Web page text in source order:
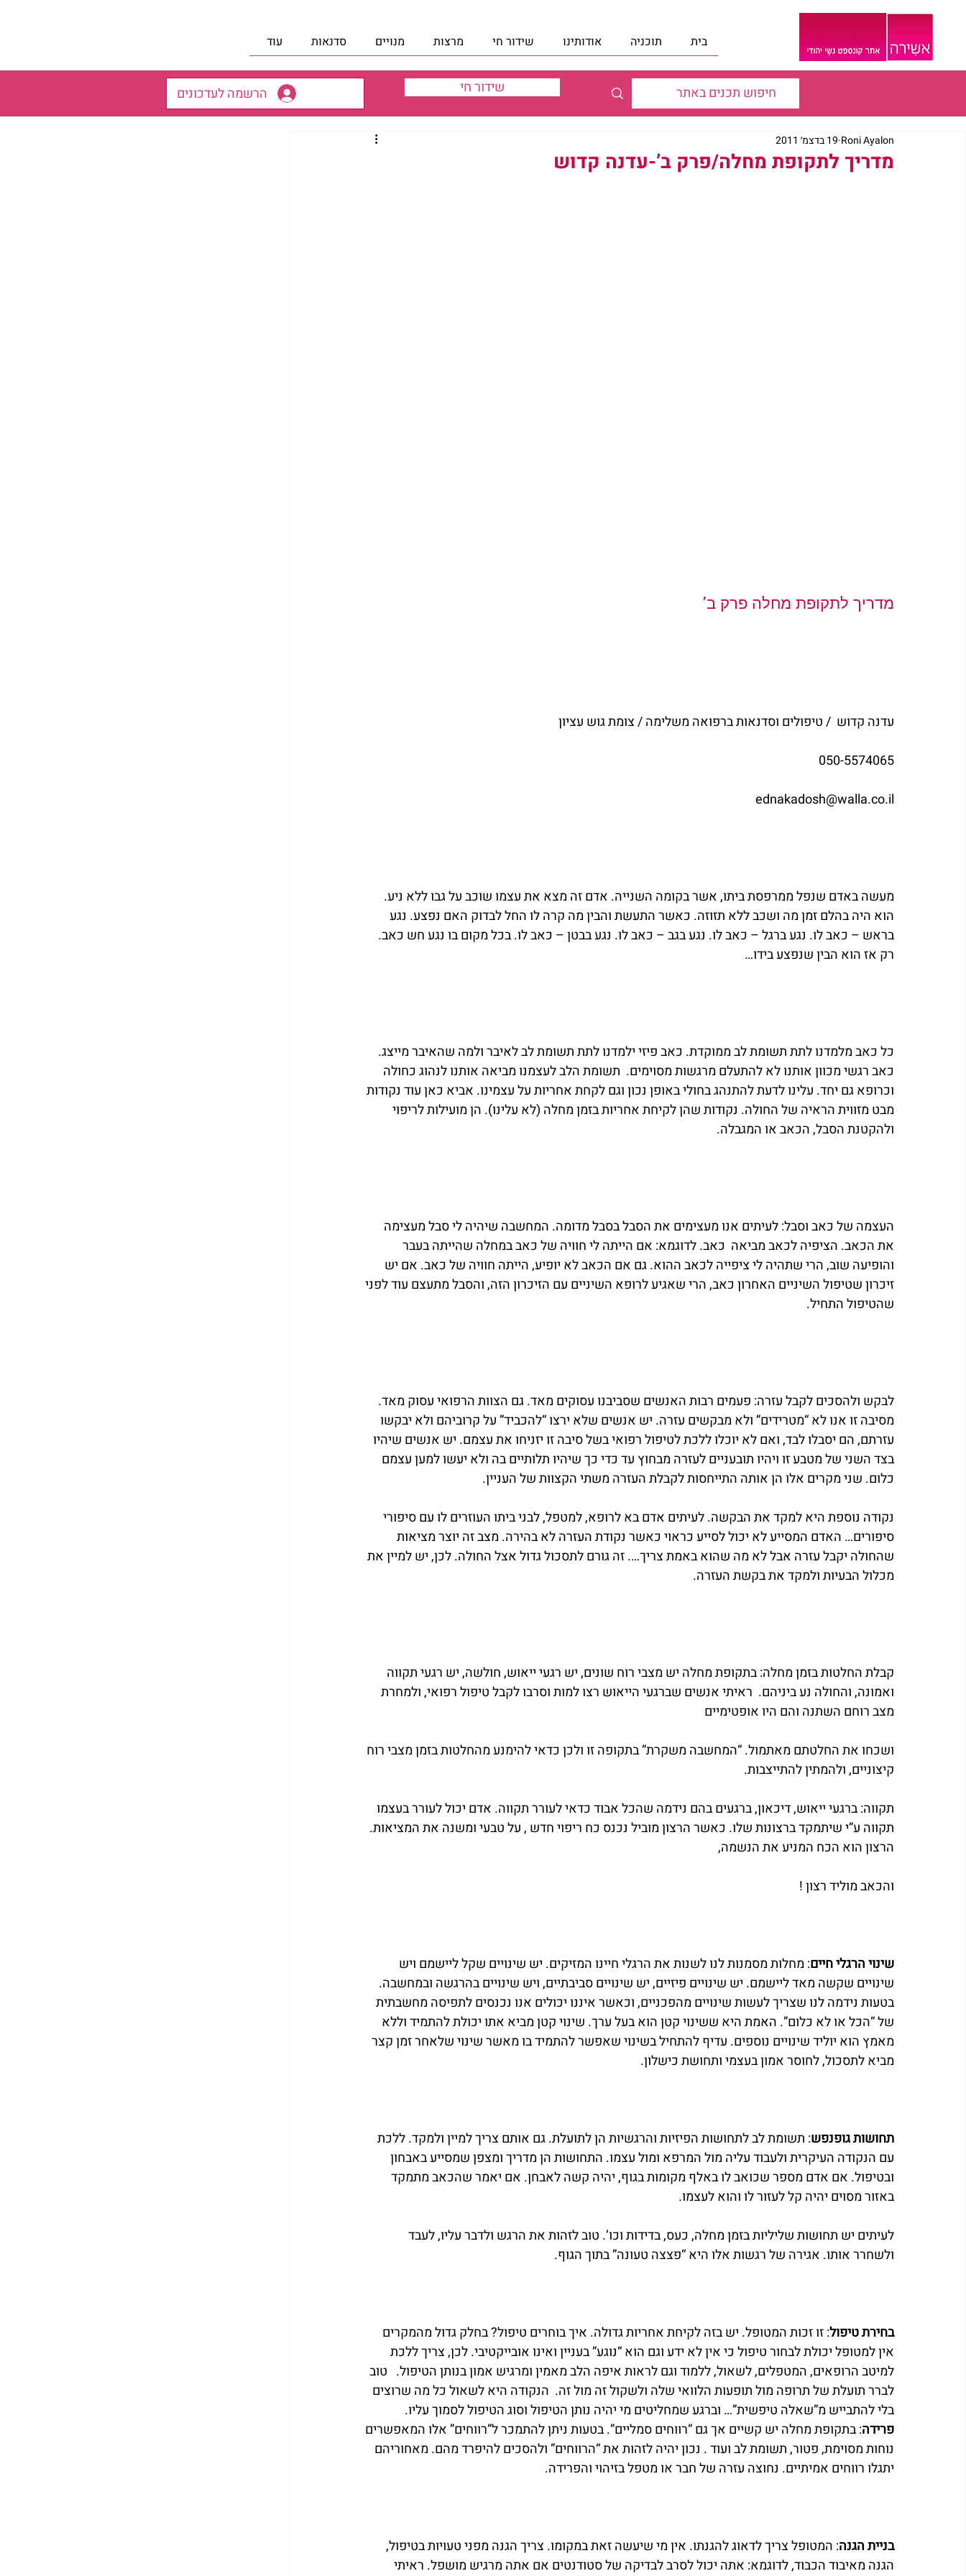
בית תוכניה אודותינו שידור חי מרצות מנויים סדנאות עוד
הרשמה לעדכונים שידור חי
מדריך לתקופת מחלה/פרק ב’-עדנה קדוש
Roni Ayalon 19 בדצמ׳ 2011
מדריך לתקופת מחלה פרק ב’
עדנה קדוש  / טיפולים וסדנאות ברפואה משלימה / צומת גוש עציון
050-5574065
ednakadosh@walla.co.il
מעשה באדם שנפל ממרפסת ביתו, אשר בקומה השנייה. אדם זה מצא את עצמו שוכב על גבו ללא ניע.
הוא היה בהלם זמן מה ושכב ללא תזוזה. כאשר התעשת והבין מה קרה לו החל לבדוק האם נפצע. נגע
בראש – כאב לו. נגע ברגל – כאב לו. נגע בגב – כאב לו. נגע בבטן – כאב לו. בכל מקום בו נגע חש כאב.
רק אז הוא הבין שנפצע בידו…
כל כאב מלמדנו לתת תשומת לב ממוקדת. כאב פיזי ילמדנו לתת תשומת לב לאיבר ולמה שהאיבר מייצג.
כאב רגשי מכוון אותנו לא להתעלם מרגשות מסוימים.  תשומת הלב לעצמנו מביאה אותנו לנהוג כחולה
וכרופא גם יחד. עלינו לדעת להתנהג בחולי באופן נכון וגם לקחת אחריות על עצמינו. אביא כאן עוד נקודות
מבט מזווית הראיה של החולה. נקודות שהן לקיחת אחריות בזמן מחלה (לא עלינו). הן מועילות לריפוי
ולהקטנת הסבל, הכאב או המגבלה.
העצמה של כאב וסבל: לעיתים אנו מעצימים את הסבל בסבל מדומה. המחשבה שיהיה לי סבל מעצימה
את הכאב. הציפיה לכאב מביאה  כאב. לדוגמא: אם הייתה לי חוויה של כאב במחלה שהייתה בעבר
והופיעה שוב, הרי שתהיה לי ציפייה לכאב ההוא. גם אם הכאב לא יופיע, הייתה חוויה של כאב. אם יש
זיכרון שטיפול השיניים האחרון כאב, הרי שאגיע לרופא השיניים עם הזיכרון הזה, והסבל מתעצם עוד לפני
שהטיפול התחיל.
לבקש ולהסכים לקבל עזרה: פעמים רבות האנשים שסביבנו עסוקים מאד. גם הצוות הרפואי עסוק מאד.
מסיבה זו אנו לא “מטרידים” ולא מבקשים עזרה. יש אנשים שלא ירצו “להכביד” על קרוביהם ולא יבקשו
עזרתם, הם יסבלו לבד, ואם לא יוכלו ללכת לטיפול רפואי בשל סיבה זו יזניחו את עצמם. יש אנשים שיהיו
בצד השני של מטבע זו ויהיו תובעניים לעזרה מבחוץ עד כדי כך שיהיו תלותיים בה ולא יעשו למען עצמם
כלום. שני מקרים אלו הן אותה התייחסות לקבלת העזרה משתי הקצוות של העניין.
נקודה נוספת היא למקד את הבקשה. לעיתים אדם בא לרופא, למטפל, לבני ביתו העוזרים לו עם סיפורי
סיפורים… האדם המסייע לא יכול לסייע כראוי כאשר נקודת העזרה לא בהירה. מצב זה יוצר מציאות
שהחולה יקבל עזרה אבל לא מה שהוא באמת צריך…. זה גורם לתסכול גדול אצל החולה. לכן, יש למיין את
מכלול הבעיות ולמקד את בקשת העזרה.
קבלת החלטות בזמן מחלה: בתקופת מחלה יש מצבי רוח שונים, יש רגעי ייאוש, חולשה, יש רגעי תקווה
ואמונה, והחולה נע ביניהם.  ראיתי אנשים שברגעי הייאוש רצו למות וסרבו לקבל טיפול רפואי, ולמחרת
מצב רוחם השתנה והם היו אופטימיים
ושכחו את החלטתם מאתמול. “המחשבה משקרת” בתקופה זו ולכן כדאי להימנע מהחלטות בזמן מצבי רוח
קיצוניים, ולהמתין להתייצבות.
תקווה: ברגעי ייאוש, דיכאון, ברגעים בהם נידמה שהכל אבוד כדאי לעורר תקווה. אדם יכול לעורר בעצמו
תקווה ע”י שיתמקד ברצונות שלו. כאשר הרצון מוביל נכנס כח ריפוי חדש , על טבעי ומשנה את המציאות.
הרצון הוא הכח המניע את הנשמה,
והכאב מוליד רצון !
שינוי הרגלי חיים: מחלות מסמנות לנו לשנות את הרגלי חיינו המזיקים. יש שינויים שקל ליישמם ויש
שינויים שקשה מאד ליישמם. יש שינויים פיזיים, יש שינויים סביבתיים, ויש שינויים בהרגשה ובמחשבה.
בטעות נידמה לנו שצריך לעשות שינויים מהפכניים, וכאשר איננו יכולים אנו נכנסים לתפיסה מחשבתית
של “הכל או לא כלום”. האמת היא ששינוי קטן הוא בעל ערך. שינוי קטן מביא אתו יכולת להתמיד וללא
מאמץ הוא יוליד שינויים נוספים. עדיף להתחיל בשינוי שאפשר להתמיד בו מאשר שינוי שלאחר זמן קצר
מביא לתסכול, לחוסר אמון בעצמי ותחושת כישלון.
תחושות גופנפש: תשומת לב לתחושות הפיזיות והרגשיות הן לתועלת. גם אותם צריך למיין ולמקד. ללכת
עם הנקודה העיקרית ולעבוד עליה מול המרפא ומול עצמו. התחושות הן מדריך ומצפן שמסייע באבחון
ובטיפול. אם אדם מספר שכואב לו באלף מקומות בגוף, יהיה קשה לאבחן. אם יאמר שהכאב מתמקד
באזור מסוים יהיה קל לעזור לו והוא לעצמו.
לעיתים יש תחושות שליליות בזמן מחלה, כעס, בדידות וכו’. טוב לזהות את הרגש ולדבר עליו, לעבד
ולשחרר אותו. אגירה של רגשות אלו היא “פצצה טעונה” בתוך הגוף.
בחירת טיפול: זו זכות המטופל. יש בזה לקיחת אחריות גדולה. איך בוחרים טיפול? בחלק גדול מהמקרים
אין למטופל יכולת לבחור טיפול כי אין לא ידע וגם הוא “נוגע” בעניין ואינו אובייקטיבי. לכן, צריך ללכת
למיטב הרופאים, המטפלים, לשאול, ללמוד וגם לראות איפה הלב מאמין ומרגיש אמון בנותן הטיפול.   טוב
לברר תועלת של תרופה מול תופעות הלוואי שלה ולשקול זה מול זה.  הנקודה היא לשאול כל מה שרוצים
בלי להתבייש מ”שאלה טיפשית”… וברגע שמחליטים מי יהיה נותן הטיפול וסוג הטיפול לסמוך עליו.
פרידה: בתקופת מחלה יש קשיים אך גם “רווחים סמליים”. בטעות ניתן להתמכר ל”רווחים” אלו המאפשרים
נוחות מסוימת, פטור, תשומת לב ועוד . נכון יהיה לזהות את “הרווחים” ולהסכים להיפרד מהם. מאחוריהם
יתגלו רווחים אמיתיים. נחוצה עזרה של חבר או מטפל בזיהוי והפרידה.
בניית הגנה: המטופל צריך לדאוג להגנתו. אין מי שיעשה זאת במקומו. צריך הגנה מפני טעויות בטיפול,
הגנה מאיבוד הכבוד, לדוגמא: אתה יכול לסרב לבדיקה של סטודנטים אם אתה מרגיש מושפל. ראיתי